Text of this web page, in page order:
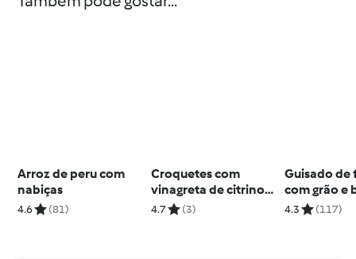
Arroz de peru com
nabiças
4.6 (81)
Croquetes com
vinagreta de citrinos
e manjericão
4.7 (3)
Guisado de
com grão e
doce
4.3 (117)